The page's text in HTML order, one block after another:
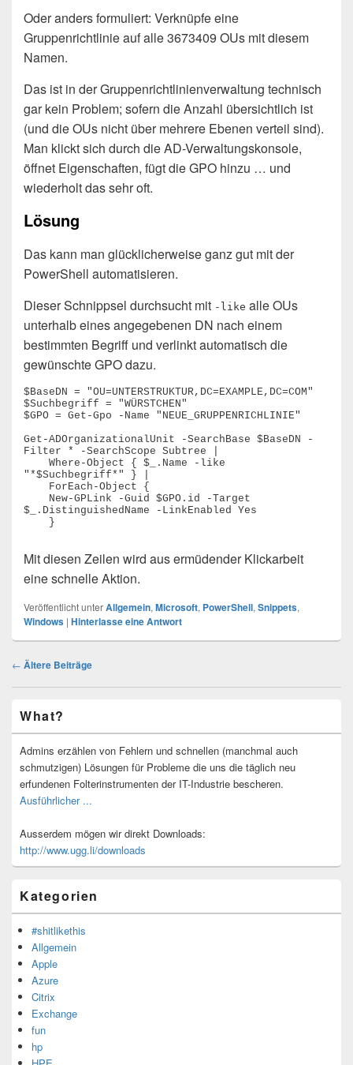
Oder anders formuliert: Verknüpfe eine
Gruppenrichtlinie auf alle 3673409 OUs mit diesem
Namen.
Das ist in der Gruppenrichtlinienverwaltung technisch
gar kein Problem; sofern die Anzahl übersichtlich ist
(und die OUs nicht über mehrere Ebenen verteil sind).
Man klickt sich durch die AD-Verwaltungskonsole,
öffnet Eigenschaften, fügt die GPO hinzu … und
wiederholt das sehr oft.
Lösung
Das kann man glücklicherweise ganz gut mit der
PowerShell automatisieren.
Dieser Schnippsel durchsucht mit -like alle OUs
unterhalb eines angegebenen DN nach einem
bestimmten Begriff und verlinkt automatisch die
gewünschte GPO dazu.
$BaseDN = "OU=UNTERSTRUKTUR,DC=EXAMPLE,DC=COM"
$Suchbegriff = "WÜRSTCHEN"
$GPO = Get-Gpo -Name "NEUE_GRUPPENRICHLINIE"
Get-ADOrganizationalUnit -SearchBase $BaseDN -
Filter * -SearchScope Subtree |
"*$Suchbegriff*" } |
$_.DistinguishedName -LinkEnabled Yes
    }
Mit diesen Zeilen wird aus ermüdender Klickarbeit
eine schnelle Aktion.
Veröffentlicht unterAllgemein, Microsoft, PowerShell, Snippets,
Windows | Hinterlasse eine Antwort
Beitragsnavigation
← Ältere Beiträge
Seitenleisten-
Widgetbereich
What?
Admins erzählen von Fehlern und schnellen (manchmal auch
schmutzigen) Lösungen für Probleme die uns die täglich neu
erfundenen Folterinstrumenten der IT-Industrie bescheren.
Ausführlicher ...
Ausserdem mögen wir direkt Downloads:
http://www.ugg.li/downloads
Kategorien
#shitlikethis
Allgemein
Apple
Azure
Citrix
Exchange
fun
hp